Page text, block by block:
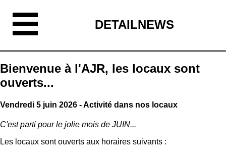
DETAILNEWS
Bienvenue à l'AJR, les locaux sont
ouverts...
Vendredi 5 juin 2026 - Activité dans nos locaux
C'est parti pour le jolie mois de JUIN...
Les locaux sont ouverts aux horaires suivants :